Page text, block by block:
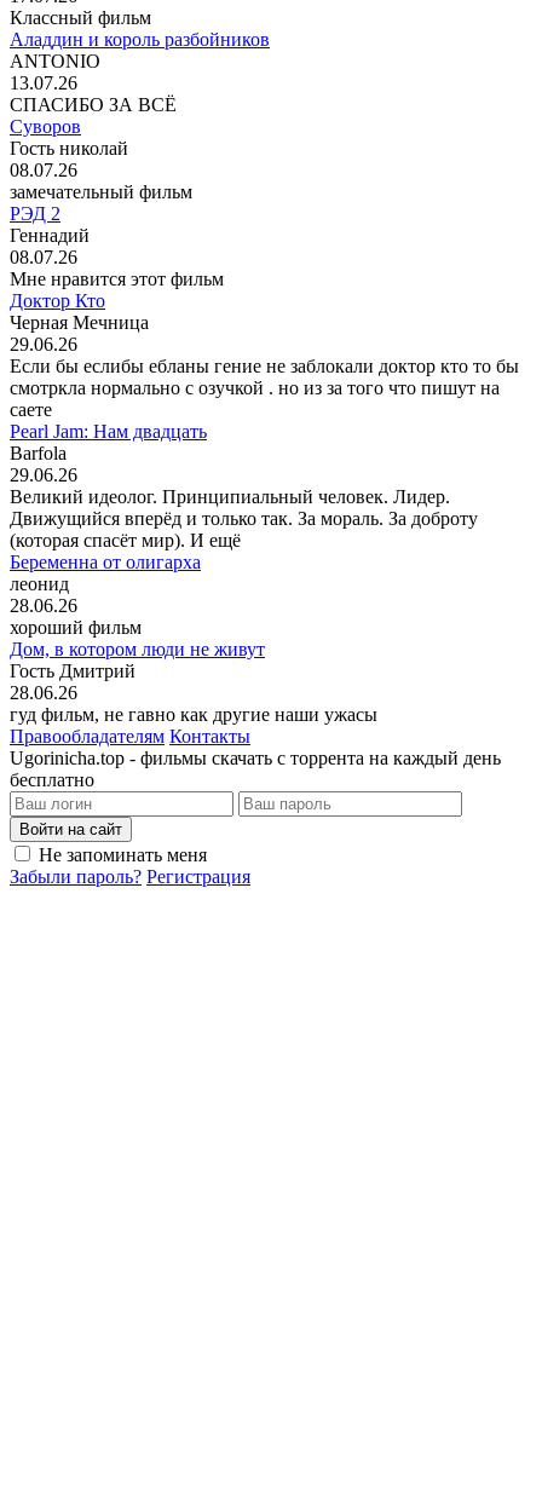
Классный фильм
Аладдин и король разбойников
ANTONIO
13.07.26
СПАСИБО ЗА ВСЁ
Суворов
Гость николай
08.07.26
замечательный фильм
РЭД 2
Геннадий
08.07.26
Мне нравится этот фильм
Доктор Кто
Черная Мечница
29.06.26
Если бы еслибы ебланы гение не заблокали доктор кто то бы
смотркла нормально с озучкой . но из за того что пишут на
саете
Pearl Jam: Нам двадцать
Barfola
29.06.26
Великий идеолог. Принципиальный человек. Лидер.
Движущийся вперёд и только так. За мораль. За доброту
(которая спасёт мир). И ещё
Беременна от олигарха
леонид
28.06.26
хороший фильм
Дом, в котором люди не живут
Гость Дмитрий
28.06.26
гуд фильм, не гавно как другие наши ужасы
Правообладателям Контакты
Ugorinicha.top - фильмы скачать с торрента на каждый день
бесплатно
Войти на сайт
Не запоминать меня
Забыли пароль? Регистрация